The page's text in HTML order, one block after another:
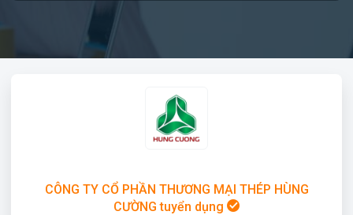
CÔNG TY CỔ PHẦN THƯƠNG MẠI THÉP HÙNG
CƯỜNG tuyển dụng